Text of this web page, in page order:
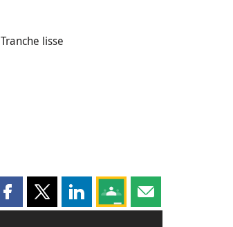
Tranche lisse
Partager cette page sur Facebook
Partager cette page sur X
Partager cette page sur
Partagez cette page sur
Partager cette